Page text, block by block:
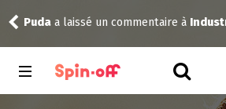
Niclooyda noté13àX-Men ’97 2.08